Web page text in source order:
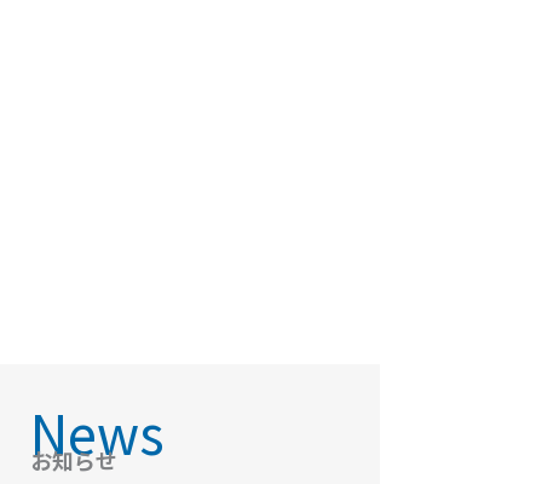
News
お知らせ